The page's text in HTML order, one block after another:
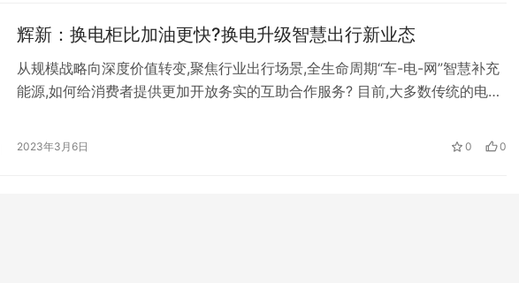
辉新：换电柜比加油更快?换电升级智慧出行新业态
从规模战略向深度价值转变,聚焦行业出行场景,全生命周期“车-电-网”智慧补充
能源,如何给消费者提供更加开放务实的互助合作服务? 目前,大多数传统的电力
寿命、电站效率)和软件(如用户体验、电池运行监控)方面仍然无法做到。从电
2023年3月6日 0 0